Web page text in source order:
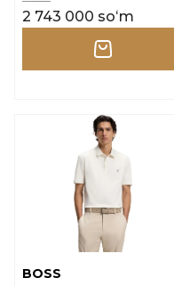
2 743 000 soʻm
BOSS